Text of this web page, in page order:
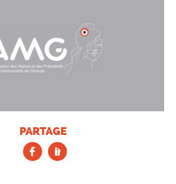
PARTAGE